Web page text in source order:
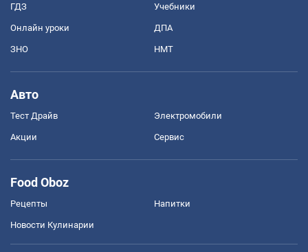
ГДЗ Учебники
Онлайн уроки ДПА
ЗНО НМТ
Авто
Тест Драйв Электромобили
Акции Сервис
Food Oboz
Рецепты Напитки
Новости Кулинарии